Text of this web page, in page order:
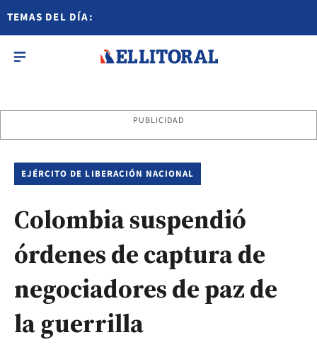
TEMAS DEL DÍA:
PUBLICIDAD
EJÉRCITO DE LIBERACIÓN NACIONAL
Colombia suspendió
órdenes de captura de
negociadores de paz de
la guerrilla